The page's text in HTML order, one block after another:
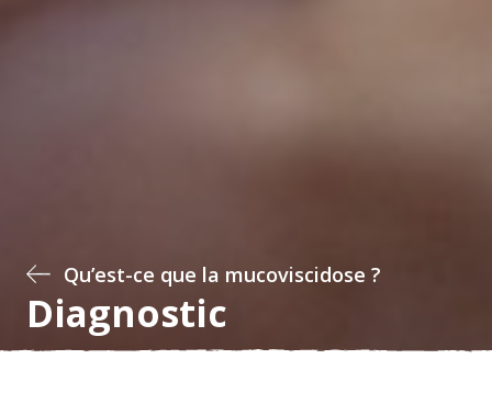
Qu’est-ce que la mucoviscidose ?
Diagnostic